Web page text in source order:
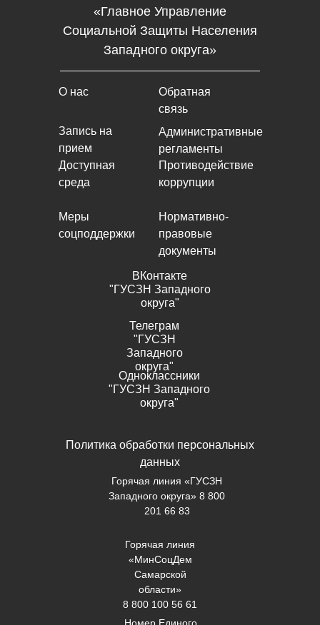
Горячая линия «ГУСЗН
Западного округа» 8 800
201 66 83
Горячая линия
«МинСоцДем
Самарской
области»
8 800 100 56 61
О нас
Противодействие
коррупции
Доступная
среда
Меры
соцподдержки
Политика обработки персональных
данных
Обратная
связь
Административные
регламенты
Нормативно-
правовые
документы
Запись на
прием
ВКонтакте
"ГУСЗН Западного
округа"
Телеграм
"ГУСЗН
Западного
округа"
Одноклассники
"ГУСЗН Западного
округа"
«Главное Управление
Социальной Защиты Населения
Западного округа»